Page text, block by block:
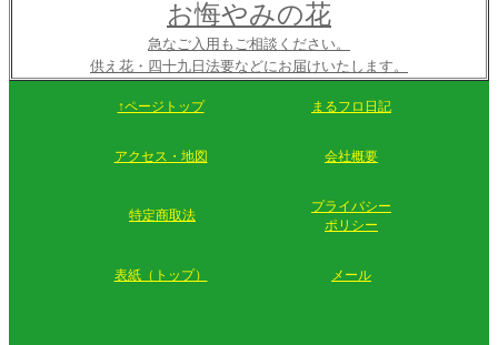
お悔やみの花
急なご入用もご相談ください。
供え花・四十九日法要などにお届けいたします。
↑ページトップ まるフロ日記
アクセス・地図 会社概要
特定商取法
プライバシー
ポリシー
表紙（トップ） メール